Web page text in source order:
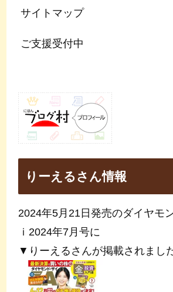
サイトマップ
ご支援受付中
りーえるさん情報
2024年5月21日発売のダイヤモ
ｉ2024年7月号に
▼りーえるさんが掲載されました